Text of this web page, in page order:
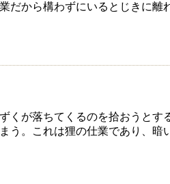
だから構わずにいるとじきに離
くが落ちてくるのを拾おうとす
う。これは狸の仕業であり、暗